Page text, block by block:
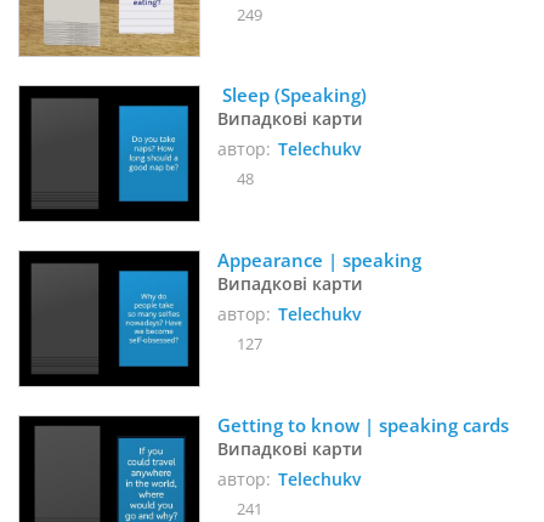
249
Sleep (Speaking)
Випадкові карти
автор: Telechukv
48
Appearance | speaking
Випадкові карти
автор: Telechukv
127
Getting to know | speaking cards
Випадкові карти
автор: Telechukv
241